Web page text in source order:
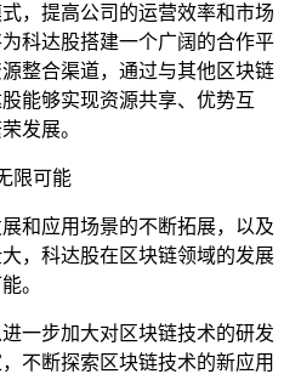
，提高公司的运营效率和市场
科达股搭建一个广阔的合作平
整合渠道，通过与其他区块链
能够实现资源共享、优势互
发展。
限可能
和应用场景的不断拓展，以及
，科达股在区块链领域的发展
。
一步加大对区块链技术的研发
不断探索区块链技术的新应用